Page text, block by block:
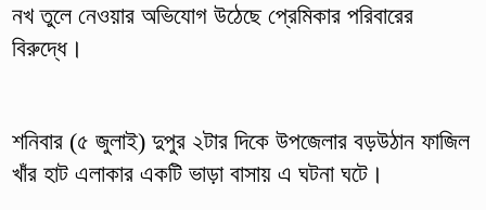
নখ তুলে নেওয়ার অভিযোগ উঠেছে প্রেমিকার পরিবারের
বিরুদ্ধে।
শনিবার (৫ জুলাই) দুপুর ২টার দিকে উপজেলার বড়উঠান ফাজিল
খাঁর হাট এলাকার একটি ভাড়া বাসায় এ ঘটনা ঘটে।